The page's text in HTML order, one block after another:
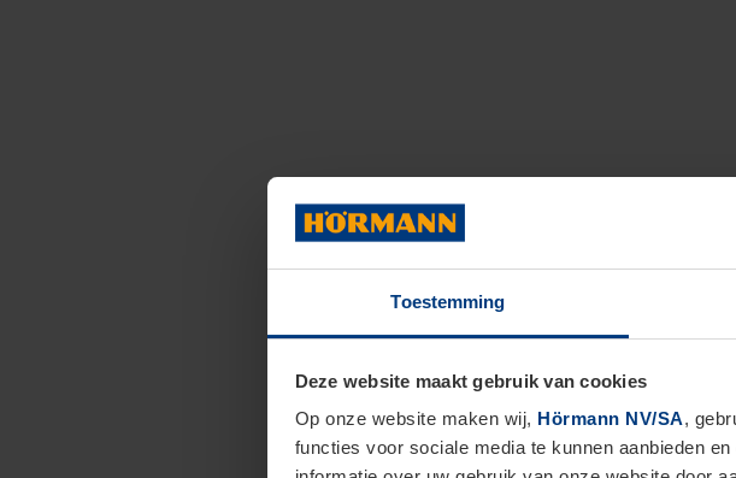
Toestemming
Deze website maakt gebruik van cookies
Op onze website maken wij, Hörmann NV/SA,
functies voor sociale media te kunnen aanbieden